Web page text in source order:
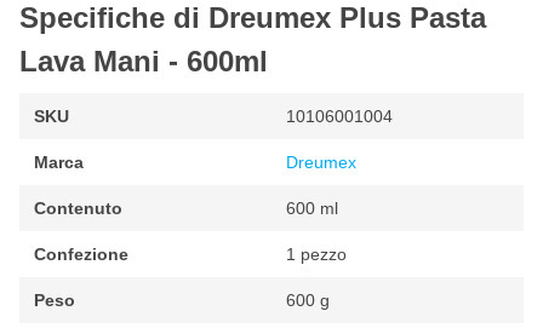
Caratteristiche
Potente detergente per le mani per lo sporco medio e
Sapone da officina con gommini delicati per la pelle
Contiene ingredienti speciali che rilubrificano la pelle
Fresco profumo di limone
Colore: giallo
Specifiche di Dreumex Plus Pasta
Lava Mani - 600ml
SKU 10106001004
Marca Dreumex
Contenuto 600 ml
Confezione 1 pezzo
Peso 600 g